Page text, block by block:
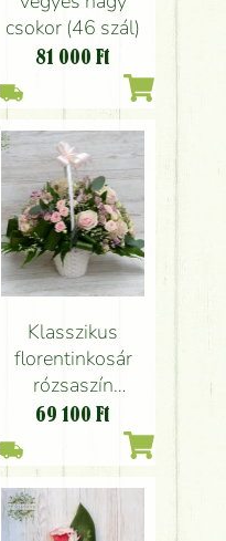
csokor (46 szál)
81 000 Ft
Klasszikus
florentinkosár
rózsaszín
rózsákkal, bokros
inkaliliommal (32
szál)
69 100 Ft